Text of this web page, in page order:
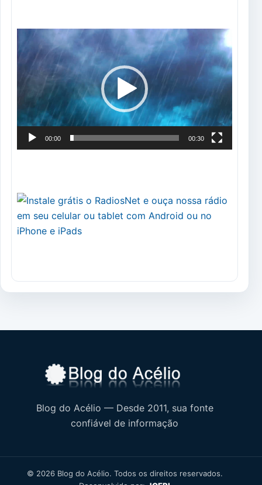
de
vídeo
00:00 00:30
Blog do Acélio — Desde 2011, sua fonte
confiável de informação
© 2026 Blog do Acélio. Todos os direitos reservados.